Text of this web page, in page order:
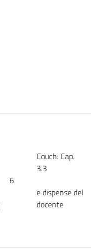
6
Couch: Cap.
3.3
e dispense del
docente